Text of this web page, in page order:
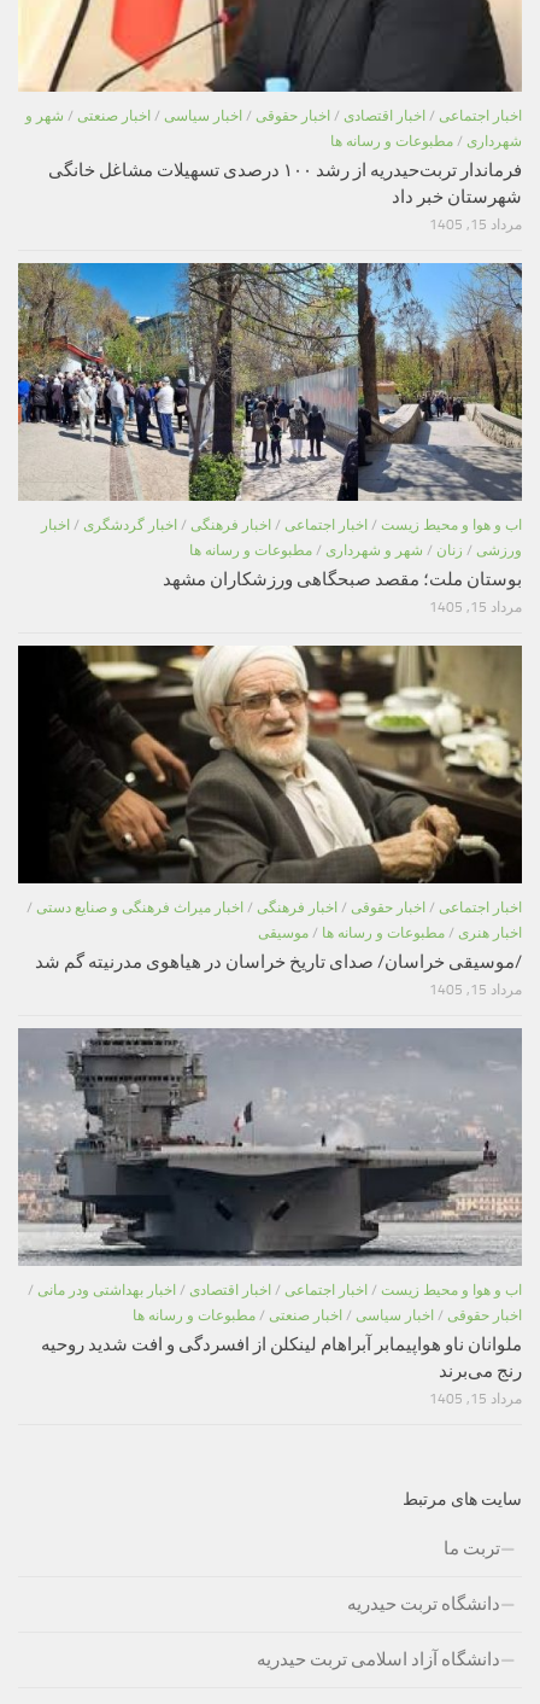
اخبار اجتماعی / اخبار اقتصادی / اخبار حقوقی / اخبار سیاسی / اخبار صنعتی / شهر و
شهرداری / مطبوعات و رسانه ها
فرماندار تربت‌حیدریه از رشد ۱۰۰ درصدی تسهیلات مشاغل خانگی
شهرستان خبر داد
مرداد 15, 1405
اب و هوا و محیط زیست / اخبار اجتماعی / اخبار فرهنگی / اخبار گردشگری / اخبار
ورزشی / زنان / شهر و شهرداری / مطبوعات و رسانه ها
بوستان ملت؛ مقصد صبحگاهی ورزشکاران مشهد
مرداد 15, 1405
اخبار اجتماعی / اخبار حقوقی / اخبار فرهنگی / اخبار میراث فرهنگی و صنایع دستی /
اخبار هنری / مطبوعات و رسانه ها / موسیقی
/موسیقی خراسان/ صدای تاریخ خراسان در هیاهوی مدرنیته گم شد
مرداد 15, 1405
اب و هوا و محیط زیست / اخبار اجتماعی / اخبار اقتصادی / اخبار بهداشتی ودر مانی /
اخبار حقوقی / اخبار سیاسی / اخبار صنعتی / مطبوعات و رسانه ها
ملوانان ناو هواپیمابر آبراهام لینکلن از افسردگی و افت شدید روحیه
رنج می‌برند
مرداد 15, 1405
سایت های مرتبط
تربت ما
دانشگاه تربت حیدریه
دانشگاه آزاد اسلامی تربت حیدریه